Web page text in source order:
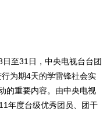
至31日，中央电视台台团
为期4天的学雷锋社会实
的重要内容。由中央电视
年度台级优秀团员、团干